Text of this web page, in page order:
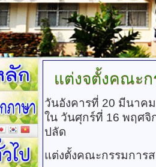
แต่งจตั้งคณะ
วันอังคารที่ 20 มีนาค
ใน วันศุกร์ที่ 16 พฤศจิ
ปลัด
แต่งตั้งคณะกรรมการ